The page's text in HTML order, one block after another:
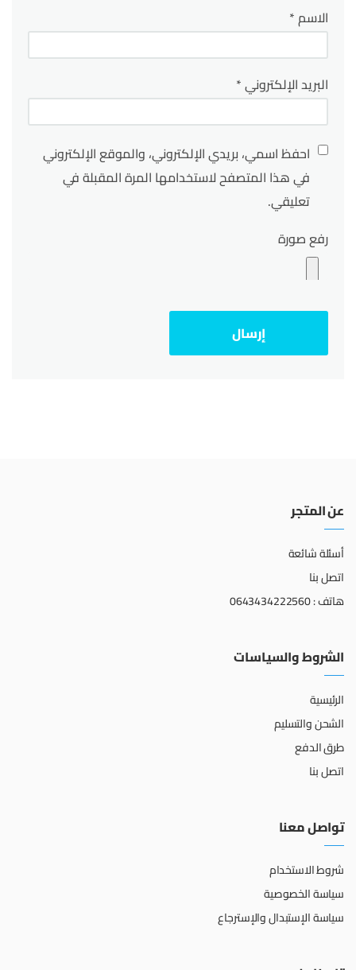
الاسم*
البريد الإلكتروني*
احفظ اسمي، بريدي الإلكتروني، والموقع الإلكتروني
في هذا المتصفح لاستخدامها المرة المقبلة في
تعليقي.
رفع صورة
عن المتجر
أسئلة شائعة
اتصل بنا
هاتف : 0643434222560
الشروط والسياسات
الرئيسية
الشحن والتسليم
طرق الدفع
اتصل بنا
تواصل معنا
شروط الاستخدام
سياسة الخصوصية
سياسة الإستبدال والإسترجاع